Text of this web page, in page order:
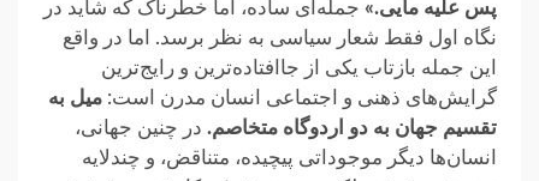
پس علیه مایی.»‏ جمله‌ای ساده، اما خطرناک که شاید در
نگاه اول فقط شعار سیاسی به نظر برسد. اما در واقع
این جمله بازتاب یکی از ‏جاافتاده‌ترین و رایج‌ترین
گرایش‌های ذهنی و اجتماعی انسان مدرن است: میل به
تقسیم جهان به دو اردوگاه متخاصم. در چنین جهانی،
‏انسان‌ها دیگر موجوداتی پیچیده، متناقض، و چندلایه